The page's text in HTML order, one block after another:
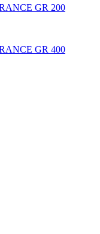
GR 200
GR 400